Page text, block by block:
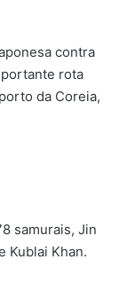
contra
rota
da Coreia,
samurais, Jin
Kublai Khan.